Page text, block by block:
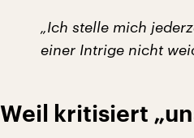
„Ich stelle mich
einer Intrige nicht
Weil kritisiert